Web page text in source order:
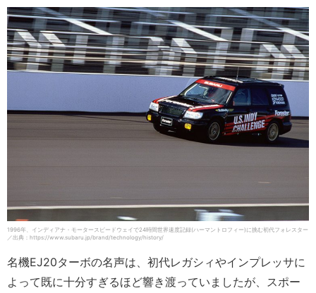
1996年、インディアナ・モータースピードウェイで24時間世界速度記録(ハーマントロフィー)に挑む初代フォレスター
／出典：https://www.subaru.jp/brand/technology/history/
名機EJ20ターボの名声は、初代レガシィやインプレッサに
よって既に十分すぎるほど響き渡っていましたが、スポー